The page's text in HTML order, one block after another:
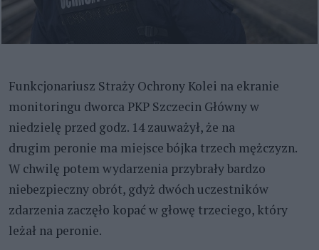
Funkcjonariusz Straży Ochrony Kolei na ekranie
monitoringu dworca PKP Szczecin Główny w
niedzielę przed godz. 14 zauważył, że na
drugim peronie ma miejsce bójka trzech mężczyzn.
W chwilę potem wydarzenia przybrały bardzo
niebezpieczny obrót, gdyż dwóch uczestników
zdarzenia zaczęło kopać w głowę trzeciego, który
leżał na peronie.